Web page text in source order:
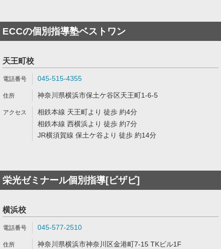
ECCの個別指導塾ベストワン
天王町校
045-515-4355
神奈川県横浜市保土ケ谷区天王町1-6-5
相鉄本線 天王町より 徒歩 約4分
相鉄本線 西横浜より 徒歩 約7分
JR横須賀線 保土ケ谷より 徒歩 約14分
栄光ゼミナール個別指導[ビザビ]
横浜校
045-577-2510
神奈川県横浜市神奈川区金港町7-15 TKビル1F